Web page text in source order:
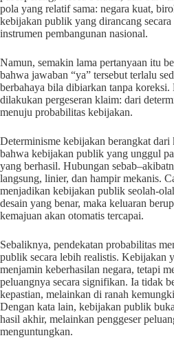
pola yang relatif sama: negara kuat,
kebijakan publik yang dirancang secara
instrumen pembangunan nasional.
Namun, semakin lama pertanyaan itu
bahwa jawaban “ya” tersebut terlalu
berbahaya bila dibiarkan tanpa
dilakukan pergeseran klaim: dari
menuju probabilitas kebijakan.
Determinisme kebijakan berangkat
bahwa kebijakan publik yang unggul
yang berhasil. Hubungan
langsung, linier, dan hampir mekanis.
menjadikan kebijakan publik seolah-
desain yang benar, maka keluaran
kemajuan akan otomatis tercapai.
Sebaliknya, pendekatan probabilitas
publik secara lebih realistis. Kebijakan
menjamin keberhasilan negara, tetapi
peluangnya secara signifikan. Ia tidak
kepastian, melainkan di ranah
Dengan kata lain, kebijakan publik
hasil akhir, melainkan penggeser
menguntungkan.